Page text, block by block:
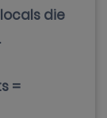
die
=